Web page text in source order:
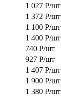
1 027 Р/шт
1 372 Р/шт
1 100 Р/шт
1 400 Р/шт
740 Р/шт
927 Р/шт
1 407 Р/шт
1 900 Р/шт
1 380 Р/шт